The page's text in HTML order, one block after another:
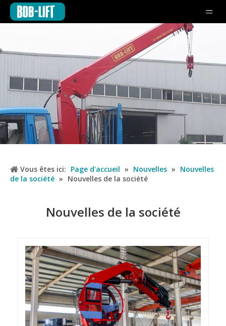
Vous êtes ici: Page d'accueil » Nouvelles » Nouvelles
de la société » Nouvelles de la société
Nouvelles de la société